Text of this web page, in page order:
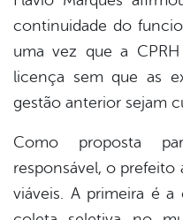
continuidade do
uma vez que a
licença sem que as
gestão anterior sejam
Como proposta
responsável, o prefeito
viáveis. A primeira é